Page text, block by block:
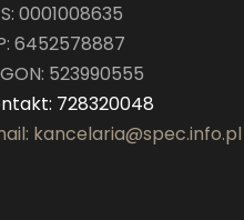
0001008635
6452578887
523990555
728320048
kancelaria@spec.info.pl